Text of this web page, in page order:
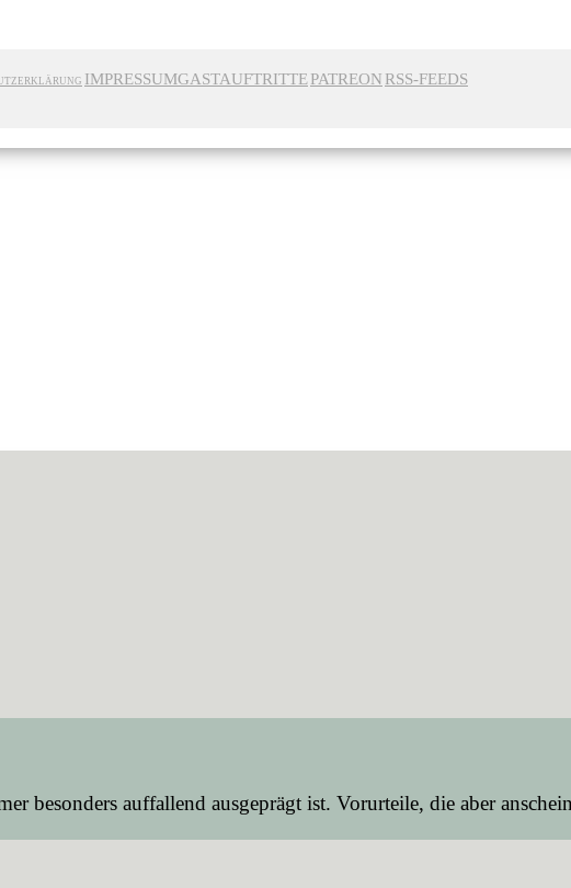
IMPRESSUMGASTAUFTRITTEPATREON RSS-FEEDS
besonders auffallend ausgeprägt ist. Vorurteile, die aber